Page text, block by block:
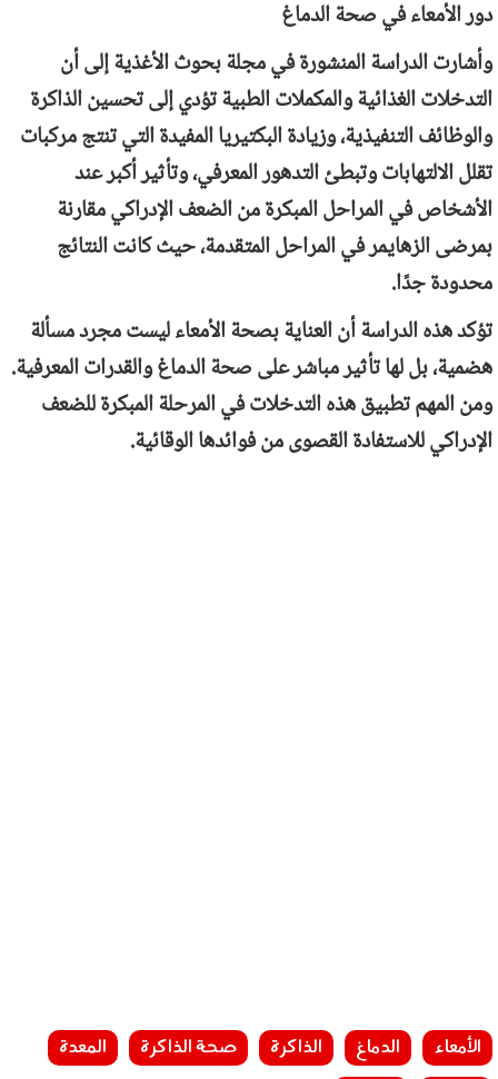
دور الأمعاء في صحة الدماغ
وأشارت الدراسة المنشورة في مجلة بحوث الأغذية إلى أن
التدخلات الغذائية والمكملات الطبية تؤدي إلى تحسين الذاكرة
والوظائف التنفيذية، وزيادة البكتيريا المفيدة التي تنتج مركبات
تقلل الالتهابات وتبطئ التدهور المعرفي، وتأثير أكبر عند
الأشخاص في المراحل المبكرة من الضعف الإدراكي مقارنة
بمرضى الزهايمر في المراحل المتقدمة، حيث كانت النتائج
محدودة جدًا.
تؤكد هذه الدراسة أن العناية بصحة الأمعاء ليست مجرد مسألة
هضمية، بل لها تأثير مباشر على صحة الدماغ والقدرات المعرفية.
ومن المهم تطبيق هذه التدخلات في المرحلة المبكرة للضعف
الإدراكي للاستفادة القصوى من فوائدها الوقائية.
الأمعاء الدماغ الذاكرة صحة الذاكرة
المعدة